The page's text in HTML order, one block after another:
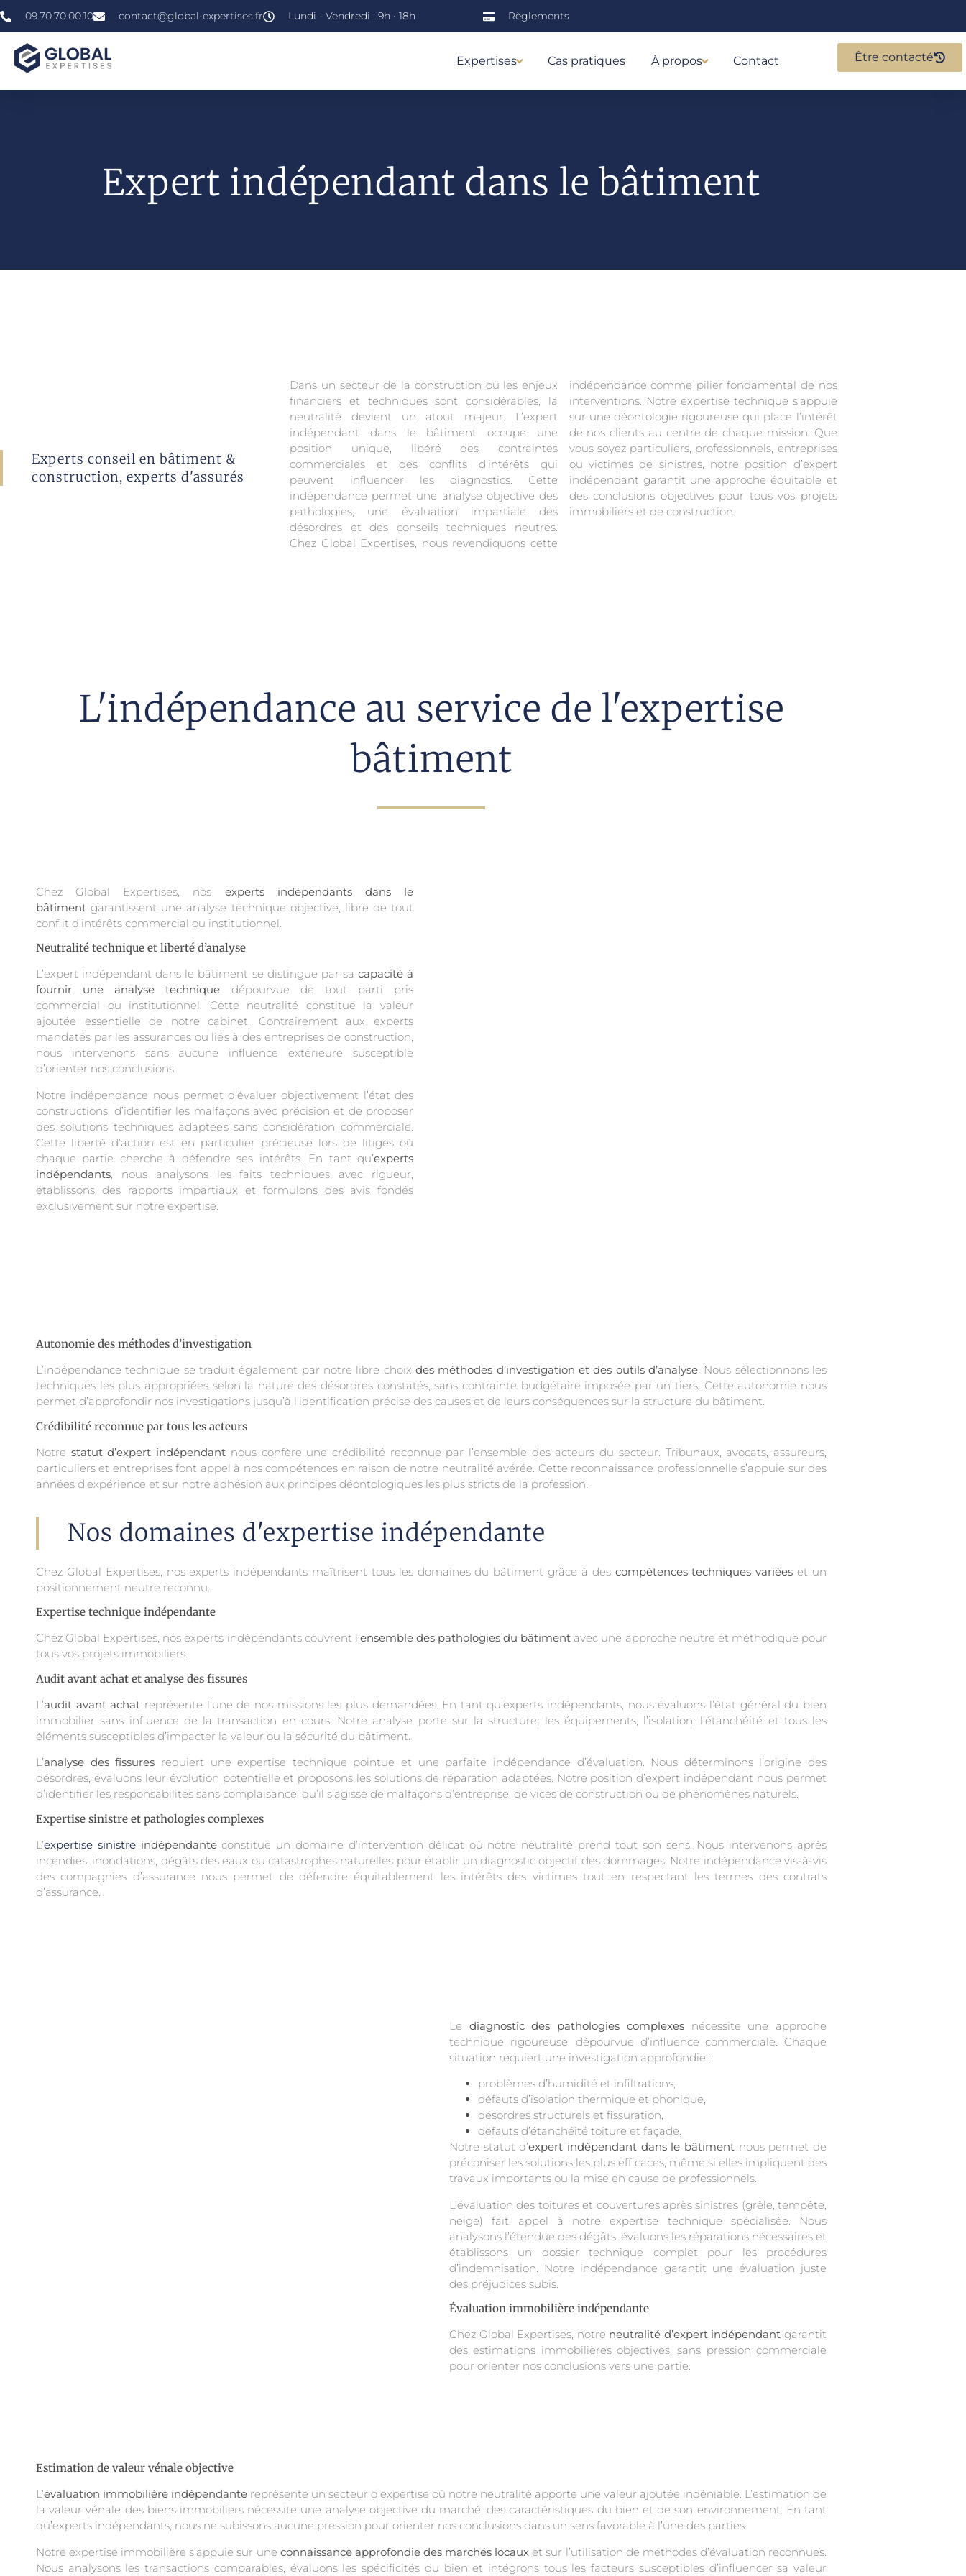
09.70.70.00.10 contact@global-expertises.fr Lundi - Vendredi : 9h • 18h Règlements
Expertises Cas pratiques À propos Contact Être contacté
Expert indépendant dans le bâtiment
Experts conseil en bâtiment &
construction, experts d'assurés
Dans un secteur de la construction où les enjeux
financiers et techniques sont considérables, la
neutralité devient un atout majeur. L’expert
indépendant dans le bâtiment occupe une
position unique, libéré des contraintes
commerciales et des conflits d’intérêts qui
peuvent influencer les diagnostics. Cette
indépendance permet une analyse objective des
pathologies, une évaluation impartiale des
désordres et des conseils techniques neutres.
Chez Global Expertises, nous revendiquons cette
indépendance comme pilier fondamental de nos
interventions. Notre expertise technique s’appuie
sur une déontologie rigoureuse qui place l’intérêt
de nos clients au centre de chaque mission. Que
vous soyez particuliers, professionnels, entreprises
ou victimes de sinistres, notre position d’expert
indépendant garantit une approche équitable et
des conclusions objectives pour tous vos projets
immobiliers et de construction.
L'indépendance au service de l'expertise
bâtiment
Chez Global Expertises, nos experts indépendants dans le
bâtiment garantissent une analyse technique objective, libre de tout
conflit d’intérêts commercial ou institutionnel.
Neutralité technique et liberté d’analyse
L’expert indépendant dans le bâtiment se distingue par sa capacité à
fournir une analyse technique dépourvue de tout parti pris
commercial ou institutionnel. Cette neutralité constitue la valeur
ajoutée essentielle de notre cabinet. Contrairement aux experts
mandatés par les assurances ou liés à des entreprises de construction,
nous intervenons sans aucune influence extérieure susceptible
d’orienter nos conclusions.
Notre indépendance nous permet d’évaluer objectivement l’état des
constructions, d’identifier les malfaçons avec précision et de proposer
des solutions techniques adaptées sans considération commerciale.
Cette liberté d’action est en particulier précieuse lors de litiges où
chaque partie cherche à défendre ses intérêts. En tant qu’experts
indépendants , nous analysons les faits techniques avec rigueur,
établissons des rapports impartiaux et formulons des avis fondés
exclusivement sur notre expertise.
Autonomie des méthodes d’investigation
L’indépendance technique se traduit également par notre libre choix des méthodes d’investigation et des outils d’analyse. Nous sélectionnons les
techniques les plus appropriées selon la nature des désordres constatés, sans contrainte budgétaire imposée par un tiers. Cette autonomie nous
permet d’approfondir nos investigations jusqu’à l’identification précise des causes et de leurs conséquences sur la structure du bâtiment.
Crédibilité reconnue par tous les acteurs
Notre statut d’expert indépendant nous confère une crédibilité reconnue par l’ensemble des acteurs du secteur. Tribunaux, avocats, assureurs,
particuliers et entreprises font appel à nos compétences en raison de notre neutralité avérée. Cette reconnaissance professionnelle s’appuie sur des
années d’expérience et sur notre adhésion aux principes déontologiques les plus stricts de la profession.
Nos domaines d'expertise indépendante
Chez Global Expertises, nos experts indépendants maîtrisent tous les domaines du bâtiment grâce à des compétences techniques variées et un
positionnement neutre reconnu.
Expertise technique indépendante
Chez Global Expertises, nos experts indépendants couvrent l’ensemble des pathologies du bâtiment avec une approche neutre et méthodique pour
tous vos projets immobiliers.
Audit avant achat et analyse des fissures
L’audit avant achat représente l’une de nos missions les plus demandées. En tant qu’experts indépendants, nous évaluons l’état général du bien
immobilier sans influence de la transaction en cours. Notre analyse porte sur la structure, les équipements, l’isolation, l’étanchéité et tous les
éléments susceptibles d’impacter la valeur ou la sécurité du bâtiment.
L’analyse des fissures requiert une expertise technique pointue et une parfaite indépendance d’évaluation. Nous déterminons l’origine des
désordres, évaluons leur évolution potentielle et proposons les solutions de réparation adaptées. Notre position d’expert indépendant nous permet
d’identifier les responsabilités sans complaisance, qu’il s’agisse de malfaçons d’entreprise, de vices de construction ou de phénomènes naturels.
Expertise sinistre et pathologies complexes
L’expertise sinistreindépendanteconstitue un domaine d’intervention délicat où notre neutralité prend tout son sens. Nous intervenons après
incendies, inondations, dégâts des eaux ou catastrophes naturelles pour établir un diagnostic objectif des dommages. Notre indépendance vis-à-vis
des compagnies d’assurance nous permet de défendre équitablement les intérêts des victimes tout en respectant les termes des contrats
d’assurance.
Le diagnostic des pathologies complexesnécessite une approche
technique rigoureuse, dépourvue d’influence commerciale. Chaque
situation requiert une investigation approfondie :
problèmes d’humidité et infiltrations,
défauts d’isolation thermique et phonique,
désordres structurels et fissuration,
défauts d’étanchéité toiture et façade.
Notre statut d’expert indépendant dans le bâtiment nous permet de
préconiser les solutions les plus efficaces, même si elles impliquent des
travaux importants ou la mise en cause de professionnels.
L’évaluation des toitures et couvertures après sinistres (grêle, tempête,
neige) fait appel à notre expertise technique spécialisée. Nous
analysons l’étendue des dégâts, évaluons les réparations nécessaires et
établissons un dossier technique complet pour les procédures
d’indemnisation. Notre indépendance garantit une évaluation juste
des préjudices subis.
Évaluation immobilière indépendante
Chez Global Expertises, notre neutralité d’expert indépendant garantit
des estimations immobilières objectives, sans pression commerciale
pour orienter nos conclusions vers une partie.
Estimation de valeur vénale objective
L’évaluation immobilière indépendante représente un secteur d’expertise où notre neutralité apporte une valeur ajoutée indéniable. L’estimation de
la valeur vénale des biens immobiliers nécessite une analyse objective du marché, des caractéristiques du bien et de son environnement. En tant
qu’experts indépendants, nous ne subissons aucune pression pour orienter nos conclusions dans un sens favorable à l’une des parties.
Notre expertise immobilière s’appuie sur une connaissance approfondie des marchés locaux et sur l’utilisation de méthodes d’évaluation reconnues.
Nous analysons les transactions comparables, évaluons les spécificités du bien et intégrons tous les facteurs susceptibles d’influencer sa valeur